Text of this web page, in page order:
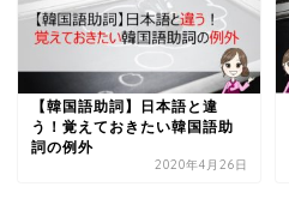
【韓国語助詞】日本語と違
う！覚えておきたい韓国語助
詞の例外
2020年4月26日